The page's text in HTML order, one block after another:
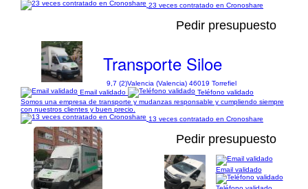
23 veces contratado en Cronoshare
Pedir presupuesto
Transporte Siloe
9,7 (2)Valencia (Valencia) 46019 Torrefiel
Email validado
Teléfono validado
Somos una empresa de transporte y mudanzas responsable y cumpliendo siempre
con nuestros clientes y buen precio.
13 veces contratado en Cronoshare
1/2
Pedir presupuesto
Email validado